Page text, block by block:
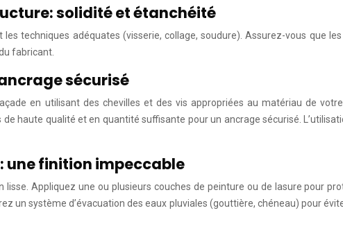
solidité et étanchéité
techniques adéquates (visserie, collage, soudure). Assurez-vous que
fabricant.
sécurisé
en utilisant des chevilles et des vis appropriées au matériau de
haute qualité et en quantité suffisante pour un ancrage sécurisé.
une finition impeccable
lisse. Appliquez une ou plusieurs couches de peinture ou de lasure pour
un système d’évacuation des eaux pluviales (gouttière, chéneau) pour